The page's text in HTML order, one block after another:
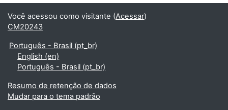
Você acessou como visitante (Acessar)
CM20243
Português - Brasil ‎(pt_br)‎
English ‎(en)‎
Português - Brasil ‎(pt_br)‎
Resumo de retenção de dados
Mudar para o tema padrão